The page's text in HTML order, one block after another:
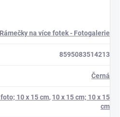
Rámečky na více fotek - Fotogalerie
8595083514213
Černá
10 x 15 cm, 10 x 15 cm; 10 x 15
cm